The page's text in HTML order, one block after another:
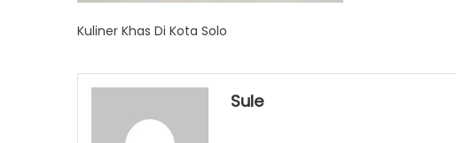
Kuliner Khas Di Kota Solo
Sule